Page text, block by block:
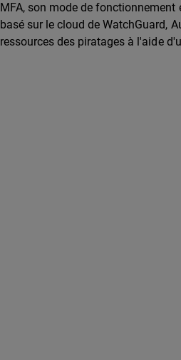
MFA, son mode de fonctionnement
basé sur le cloud de WatchGuard,
ressources des piratages à l'aide